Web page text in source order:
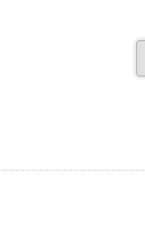
個人情報保護につ
当社への個人情報
日能研グループ（